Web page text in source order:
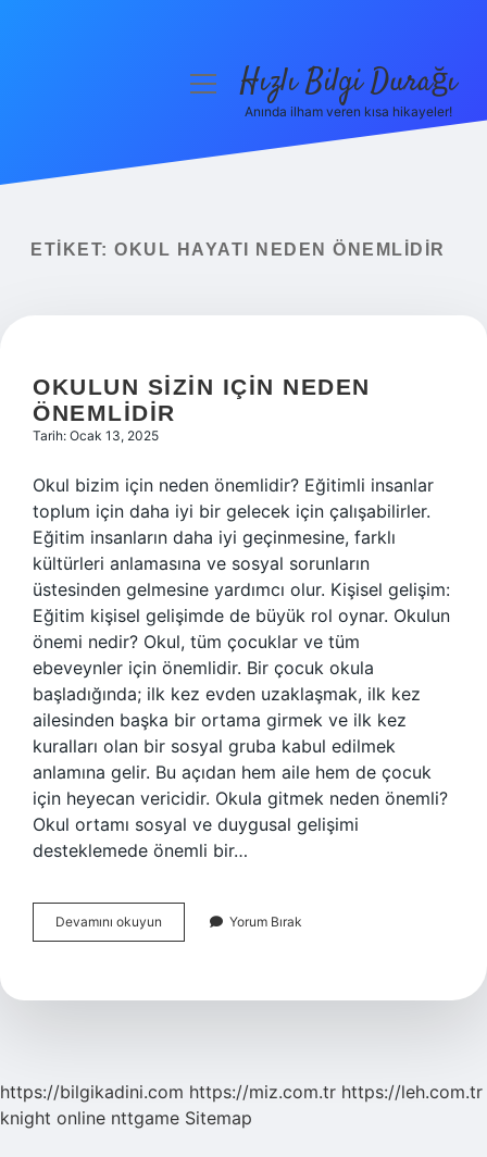
Yasal Uyarı
menüyüHızlı Bilgi Durağı
Anında ilham veren kısa hikayeler!
ETIKET: OKUL HAYATI NEDEN ÖNEMLIDIR
OKULUN SIZIN IÇIN NEDEN
ÖNEMLIDIR
Tarih: Ocak 13, 2025
Okul bizim için neden önemlidir? Eğitimli insanlar
toplum için daha iyi bir gelecek için çalışabilirler.
Eğitim insanların daha iyi geçinmesine, farklı
kültürleri anlamasına ve sosyal sorunların
üstesinden gelmesine yardımcı olur. Kişisel gelişim:
Eğitim kişisel gelişimde de büyük rol oynar. Okulun
önemi nedir? Okul, tüm çocuklar ve tüm
ebeveynler için önemlidir. Bir çocuk okula
başladığında; ilk kez evden uzaklaşmak, ilk kez
ailesinden başka bir ortama girmek ve ilk kez
kuralları olan bir sosyal gruba kabul edilmek
anlamına gelir. Bu açıdan hem aile hem de çocuk
için heyecan vericidir. Okula gitmek neden önemli?
Okul ortamı sosyal ve duygusal gelişimi
desteklemede önemli bir…
Devamını okuyun
Sizin
Önemlidir
Yorum Bırak
https://bilgikadini.com https://miz.com.tr https://leh.com.tr
knight online nttgame Sitemap